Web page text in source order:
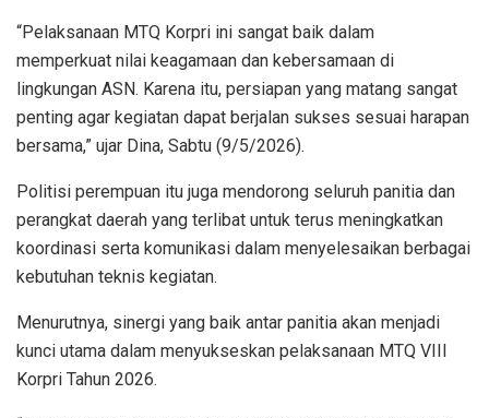
“Pelaksanaan MTQ Korpri ini sangat baik dalam
memperkuat nilai keagamaan dan kebersamaan di
lingkungan ASN. Karena itu, persiapan yang matang sangat
penting agar kegiatan dapat berjalan sukses sesuai harapan
bersama,” ujar Dina, Sabtu (9/5/2026).
Politisi perempuan itu juga mendorong seluruh panitia dan
perangkat daerah yang terlibat untuk terus meningkatkan
koordinasi serta komunikasi dalam menyelesaikan berbagai
kebutuhan teknis kegiatan.
Menurutnya, sinergi yang baik antar panitia akan menjadi
kunci utama dalam menyukseskan pelaksanaan MTQ VIII
Korpri Tahun 2026.